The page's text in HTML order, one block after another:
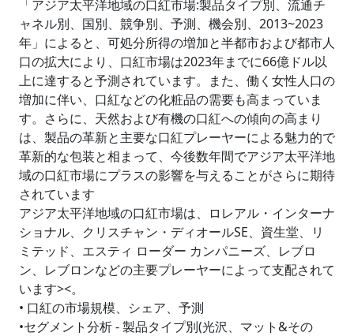
「アジア太平洋地域の口紅市場:製品タイプ別、流通チ
ャネル別、国別、競争別、予測、機会別、2013~2023
年」によると、可処分所得の増加と半都市および都市人
口の拡大により、口紅市場は2023年までに66億ドル以
上に達すると予測されています。また、働く女性人口の
増加に伴い、口紅などの化粧品の需要も高まっていま
す。さらに、天然および有機の口紅への傾向の高まり
は、製品の革新と主要な口紅プレーヤーによる魅力的で
革新的な包装と相まって、今後数年間でアジア太平洋地
域の口紅市場にプラスの影響を与えることがさらに期待
されています
アジア太平洋地域の口紅市場は、ロレアル・インターナ
ショナル、クリスチャン・ディオールSE、資生堂、リ
ミテッド、エスティ ローダー カンパニーズ、レブロ
ン、レブロンなどの主要プレーヤーによって支配されて
います><。
• 口紅の市場規模、シェア、予測
•セグメント分析 - 製品タイプ別(光沢、マット&その